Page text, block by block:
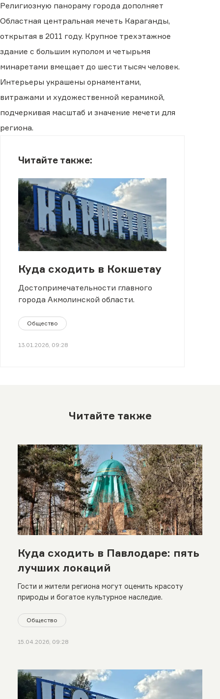
Религиозную панораму города дополняет
Областная центральная мечеть Караганды,
открытая в 2011 году. Крупное трехэтажное
здание с большим куполом и четырьмя
минаретами вмещает до шести тысяч человек.
Интерьеры украшены орнаментами,
витражами и художественной керамикой,
подчеркивая масштаб и значение мечети для
региона.
Читайте также:
Куда сходить в Кокшетау
Достопримечательности главного
города Акмолинской области.
Общество
13.01.2026, 09:28
Читайте также
Куда сходить в Павлодаре: пять
лучших локаций
Гости и жители региона могут оценить красоту
природы и богатое культурное наследие.
Общество
15.04.2026, 09:28